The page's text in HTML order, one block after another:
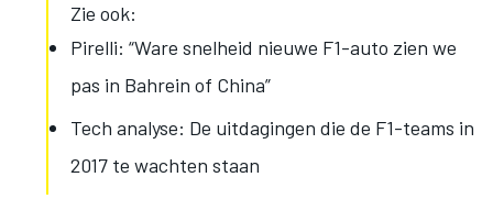
Zie ook:
Pirelli: “Ware snelheid nieuwe F1-auto zien we
pas in Bahrein of China”
Tech analyse: De uitdagingen die de F1-teams in
2017 te wachten staan